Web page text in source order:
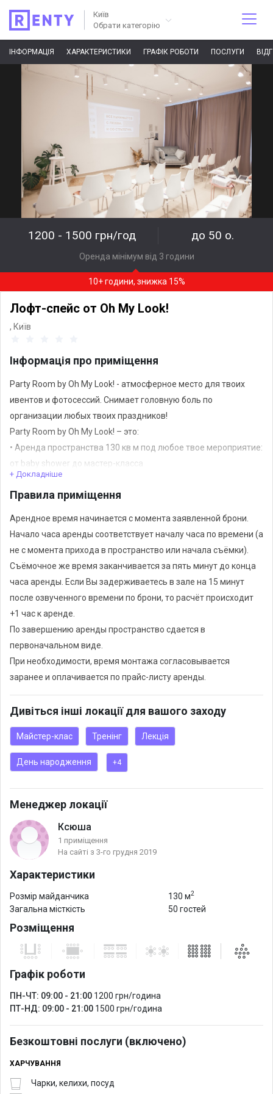
Київ
Обрати категорію
ІНФОРМАЦІЯ ХАРАКТЕРИСТИКИ ГРАФІК РОБОТИ ПОСЛУГИ
1200 - 1500 грн/год до 50 о.
Оренда мінімум від 3 години
10+ години, знижка 15%
Лофт-спейс от Oh My Look!
, Київ
Інформація про приміщення
Party Room by Oh My Look! - атмосферное место для твоих
ивентов и фотосессий. Снимает головную боль по
организации любых твоих праздников!
Party Room by Oh My Look! – это:
• Аренда пространства 130 кв м под любое твое мероприятие:
от baby shower до мастер-класса
• Фотодевичники - конструкторы со всеми опциями, нужными
для крутой вечеринки
• твоё офигенное настроение до и во время мероприятия
• твои друзья, которые остались счастливы и довольны
• и ваши классные воспоминания на всю жизнь
+ Докладніше
Правила приміщення
Арендное время начинается с момента заявленной брони.
Начало часа аренды соответствует началу часа по времени (а
не с момента прихода в пространство или начала съёмки).
Съёмочное же время заканчивается за пять минут до конца
часа аренды. Если Вы задерживаетесь в зале на 15 минут
после озвученного времени по брони, то расчёт происходит
+1 час к аренде.
По завершению аренды пространство сдается в
первоначальном виде.
При необходимости, время монтажа согласовывается
заранее и оплачивается по прайс-листу аренды.
Дивіться інші локації для вашого заходу
Майстер-клас Тренінг Лекція
День народження +4
Менеджер локації
Ксюша
1 приміщення
На сайті з 3-го грудня 2019
Характеристики
Розмір майданчика 130 м2
Загальна місткість 50 гостей
Розміщення
Графік роботи
ПН-ЧТ: 09:00 - 21:00 1200 грн/година
ПТ-НД: 09:00 - 21:00 1500 грн/година
Безкоштовні послуги (включено)
ХАРЧУВАННЯ
Чарки, келихи, посуд